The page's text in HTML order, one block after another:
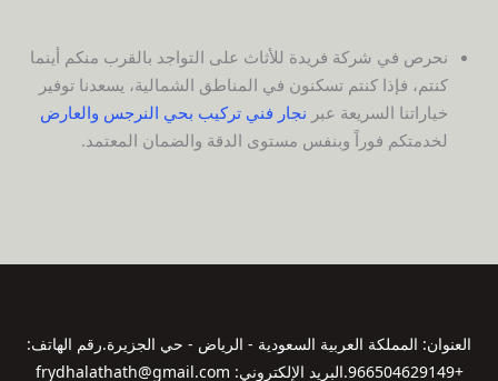
نحرص في شركة فريدة للأثاث على التواجد بالقرب منكم أينما
كنتم، فإذا كنتم تسكنون في المناطق الشمالية، يسعدنا توفير
خياراتنا السريعة عبر نجار فني تركيب بحي النرجس والعارض
لخدمتكم فوراً وبنفس مستوى الدقة والضمان المعتمد.
العنوان: المملكة العربية السعودية - الرياض - حي الجزيرة.​رقم الهاتف:
+966504629149.​البريد الإلكتروني: frydhalathath@gmail.com